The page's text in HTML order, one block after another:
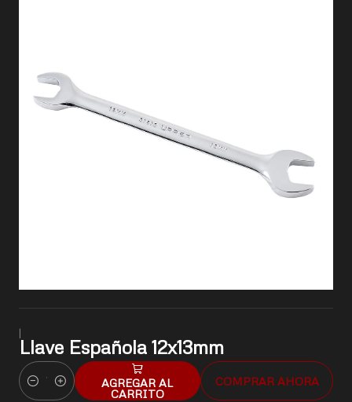
|
Llave Española 12x13mm
Cantidad
AGREGAR AL
CARRITO
COMPRAR AHORA